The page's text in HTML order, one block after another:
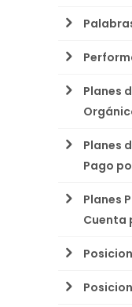
Planes
Planes
Pago
Planes
Cuenta